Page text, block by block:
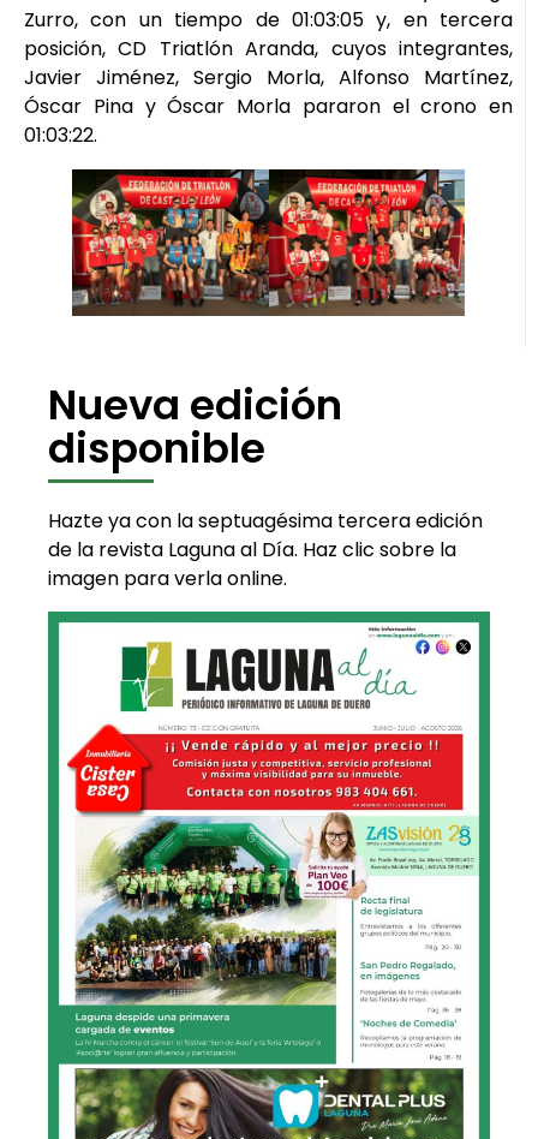
Zurro, con un tiempo de 01:03:05 y, en tercera
posición, CD Triatlón Aranda, cuyos integrantes,
Javier Jiménez, Sergio Morla, Alfonso Martínez,
Óscar Pina y Óscar Morla pararon el crono en
01:03:22.
Nueva edición
disponible
Hazte ya con la septuagésima tercera edición
de la revista Laguna al Día. Haz clic sobre la
imagen para verla online.